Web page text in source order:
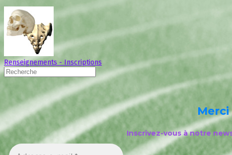
Renseignements - Inscriptions
Inscrivez-vous à notre